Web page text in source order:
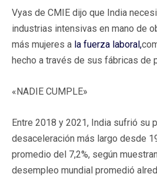
Vyas de CMIE dijo que India
industrias intensivas en mano de
más mujeres a la fuerza laboral,
hecho a través de sus fábricas de
«NADIE CUMPLE»
Entre 2018 y 2021, India sufrió su
desaceleración más largo desde
promedio del 7,2%, según
desempleo mundial promedió